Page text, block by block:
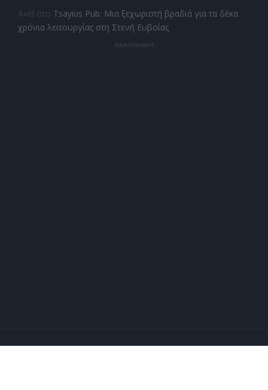
Axel στο Tsayius Pub: Μια ξεχωριστή βραδιά για τα δέκα
χρόνια λειτουργίας στη Στενή Ευβοίας
- Advertisement -